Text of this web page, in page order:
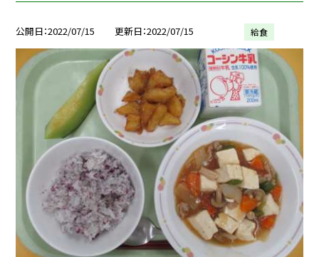
公開日 2022/07/15 更新日 2022/07/15 給食